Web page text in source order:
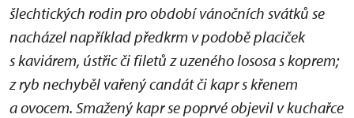
šlechtických rodin pro období vánočních svátků se
nacházel například předkrm v podobě placiček
s kaviárem, ústřic či filetů z uzeného lososa s koprem;
z ryb nechyběl vařený candát či kapr s křenem
a ovocem. Smažený kapr se poprvé objevil v kuchařce